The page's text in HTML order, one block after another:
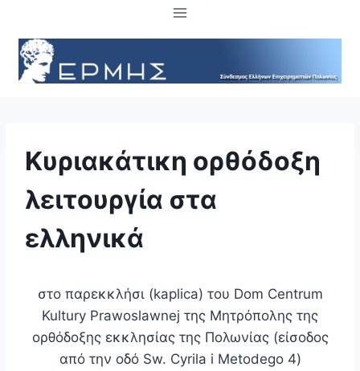
content
Κυριακάτικη ορθόδοξη
λειτουργία στα
ελληνικά
στο παρεκκλήσι (kaplica) του Dom Centrum
Kultury Prawoslawnej της Μητρόπολης της
ορθόδοξης εκκλησίας της Πολωνίας (είσοδος
από την οδό Sw. Cyrila i Metodego 4)